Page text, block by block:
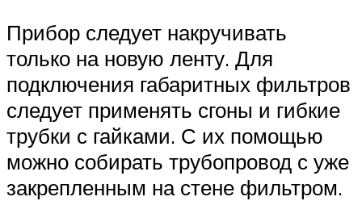
Прибор следует накручивать
только на новую ленту. Для
подключения габаритных фильтров
следует применять сгоны и гибкие
трубки с гайками. С их помощью
можно собирать трубопровод с уже
закрепленным на стене фильтром.